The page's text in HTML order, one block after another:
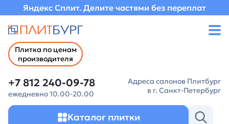
Яндекс Сплит. Делите частями без переплат
Плитка по ценам
производителя
+7 812 240-09-78
ежедневно 10.00-20.00
Адреса салонов Плитбург
в г. Санкт-Петербург
Каталог плитки